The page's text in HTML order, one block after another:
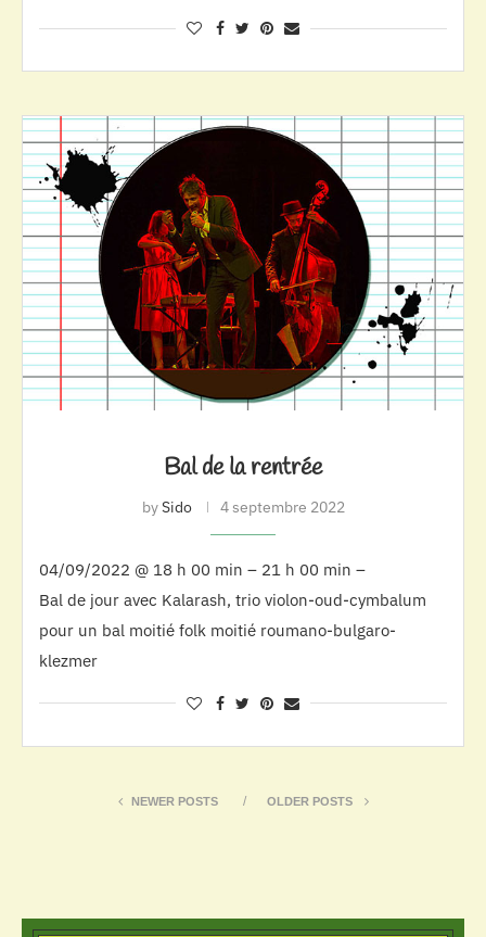
Bal de la rentrée
bySido 4 septembre 2022
04/09/2022 @ 18 h 00 min – 21 h 00 min –
Bal de jour avec Kalarash, trio violon-oud-cymbalum
pour un bal moitié folk moitié roumano-bulgaro-
klezmer
NEWER POSTS OLDER POSTS